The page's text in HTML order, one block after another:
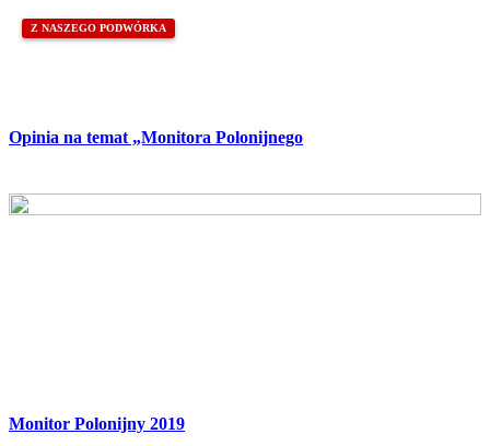
Z NASZEGO PODWÓRKA
Opinia na temat „Monitora Polonijnego
Monitor Polonijny 2019